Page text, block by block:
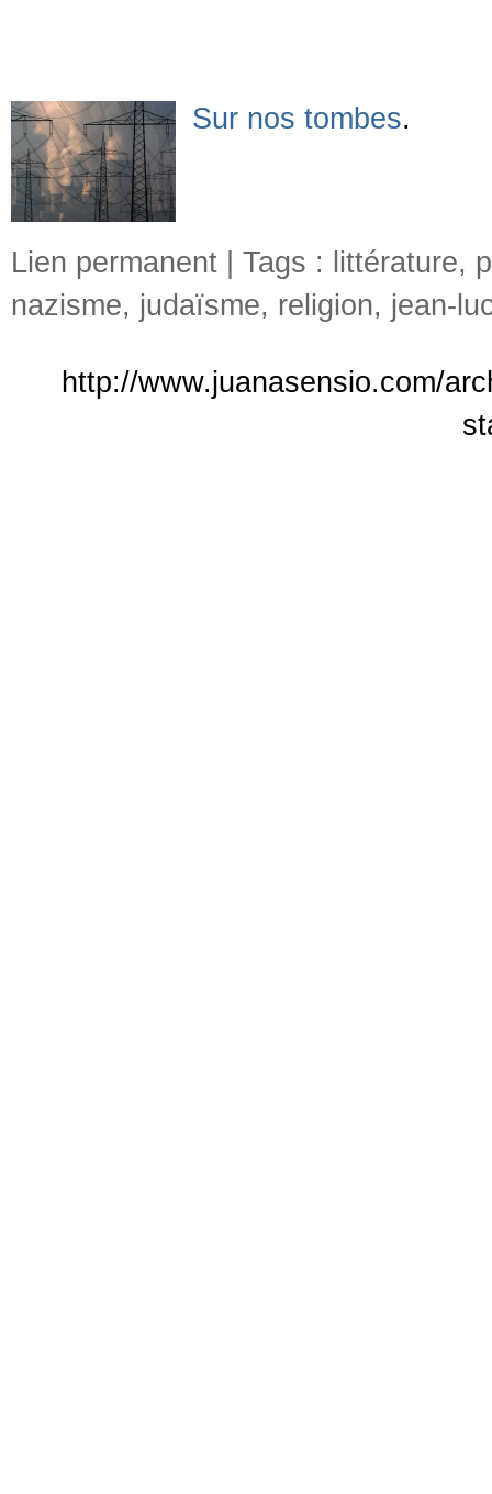
Sur nos tombes.
Lien permanent | Tags : littérature,
nazisme, judaïsme, religion, jean-
http://www.juanasensio.com/